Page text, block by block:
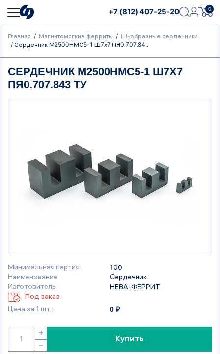
+7 (812) 407-25-20 0
Главная Магнитомягкие ферриты
Ш-образные сердечники
Сердечник М2500НМС5-1 Ш7х7 ПЯ0.707.84...
СЕРДЕЧНИК М2500НМС5-1 Ш7Х7
ПЯ0.707.843 ТУ
Минимальная партия
100
Наименование
Сердечник
Изготовитель
НЕВА-ФЕРРИТ
Под заказ
Цена за 1 шт.:
0 ₽
−
+
Купить